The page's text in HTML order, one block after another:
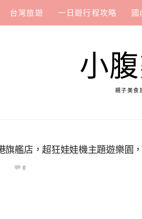
台灣旅遊 一日遊行程攻略 國
小
親子美
旗艦店，超狂娃娃機主題遊樂園
0